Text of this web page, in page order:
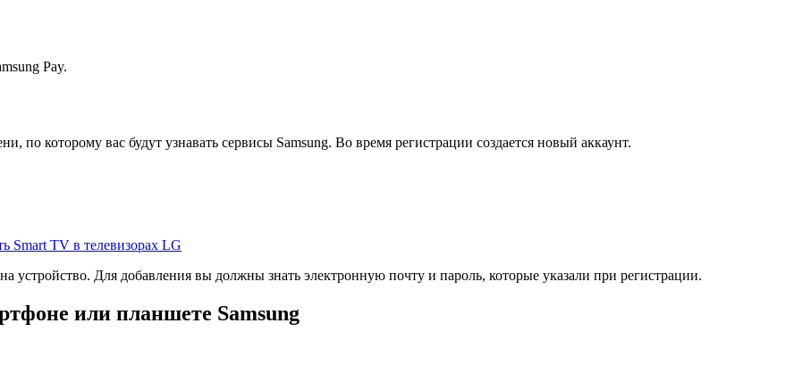
Pay.
по которому вас будут узнавать сервисы Samsung. Во время регистрации создается новый аккаунт.
Smart TV в телевизорах LG
устройство. Для добавления вы должны знать электронную почту и пароль, которые указали при регистрации.
или планшете Samsung